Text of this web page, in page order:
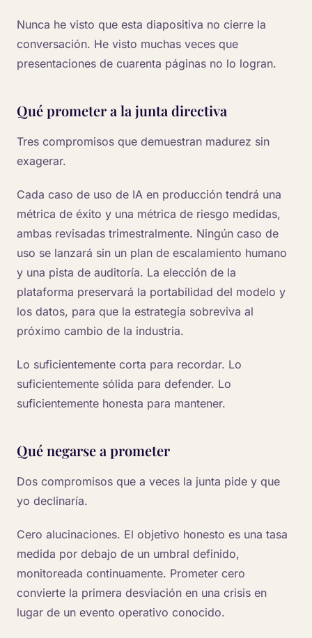
Nunca he visto que esta diapositiva no cierre la
conversación. He visto muchas veces que
presentaciones de cuarenta páginas no lo logran.
Qué prometer a la junta directiva
Tres compromisos que demuestran madurez sin
exagerar.
Cada caso de uso de IA en producción tendrá una
métrica de éxito y una métrica de riesgo medidas,
ambas revisadas trimestralmente. Ningún caso de
uso se lanzará sin un plan de escalamiento humano
y una pista de auditoría. La elección de la
plataforma preservará la portabilidad del modelo y
los datos, para que la estrategia sobreviva al
próximo cambio de la industria.
Lo suficientemente corta para recordar. Lo
suficientemente sólida para defender. Lo
suficientemente honesta para mantener.
Qué negarse a prometer
Dos compromisos que a veces la junta pide y que
yo declinaría.
Cero alucinaciones. El objetivo honesto es una tasa
medida por debajo de un umbral definido,
monitoreada continuamente. Prometer cero
convierte la primera desviación en una crisis en
lugar de un evento operativo conocido.